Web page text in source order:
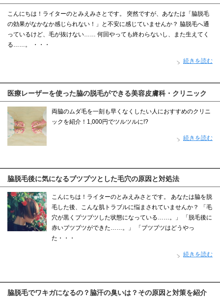
こんにちは！ライターのとみえみさとです。 突然ですが、あなたは「脇脱毛
の効果がなかなか感じられない！」と不安に感じていませんか？ 脇脱毛へ通
っているけど、毛が抜けない…… 何回やっても終わらないし、また生えてく
る……。 ・・・
続きを読む
医療レーザーを使った脇の脱毛ができる美容皮膚科・クリニック
両脇のムダ毛を一刻も早くなくしたい人におすすめのクリニ
ックを紹介！1,000円でツルツルに!?
続きを読む
脇脱毛後に気になるブツブツとした毛穴の原因と対処法
こんにちは！ライターのとみえみさとです。 あなたは脇を脱
毛した後、こんな肌トラブルに悩まされていませんか？ 「毛
穴が黒くブツブツした状態になっている……。」 「脱毛後に
赤いブツブツができた……。」 「ブツブツはどうやっ
た・・・
続きを読む
脇脱毛でワキガになるの？脇汗の臭いは？その原因と対策を紹介